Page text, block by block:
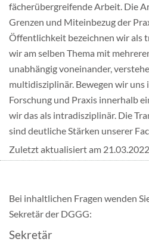
fächerübergreifende Arbeit. Die
Grenzen und Miteinbezug der
Öffentlichkeit bezeichnen wir als
wir am selben Thema mit
unabhängig voneinander,
multidisziplinär. Bewegen wir
Forschung und Praxis innerhalb
wir das als intradisziplinär. Die
sind deutliche Stärken unserer
Zuletzt aktualisiert am
Bei inhaltlichen Fragen wenden
Sekretär der DGGG:
Sekretär